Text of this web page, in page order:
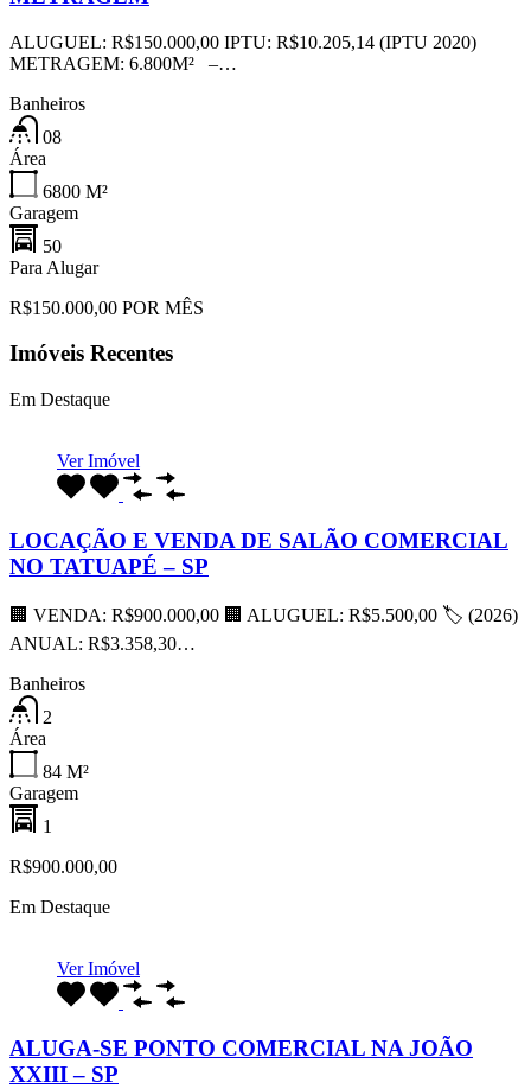
ALUGUEL: R$150.000,00 IPTU: R$10.205,14 (IPTU 2020)
METRAGEM: 6.800M² –…
Banheiros
08
Área
6800 M²
Garagem
50
Para Alugar
R$150.000,00 POR MÊS
Imóveis Recentes
Em Destaque
Ver Imóvel
LOCAÇÃO E VENDA DE SALÃO COMERCIAL
NO TATUAPÉ – SP
🏢 VENDA: R$900.000,00 🏢 ALUGUEL: R$5.500,00 🏷 (2026)
ANUAL: R$3.358,30…
Banheiros
2
Área
84 M²
Garagem
1
R$900.000,00
Em Destaque
Ver Imóvel
ALUGA-SE PONTO COMERCIAL NA JOÃO
XXIII – SP